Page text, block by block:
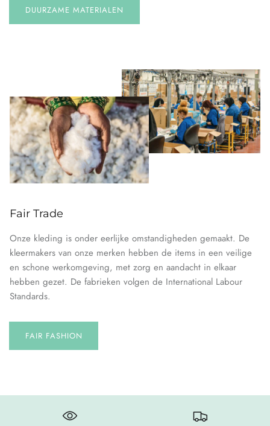
DUURZAME MATERIALEN
Fair Trade
Onze kleding is onder eerlijke omstandigheden gemaakt. De
kleermakers van onze merken hebben de items in een veilige
en schone werkomgeving, met zorg en aandacht in elkaar
hebben gezet. De fabrieken volgen de International Labour
Standards.
FAIR FASHION